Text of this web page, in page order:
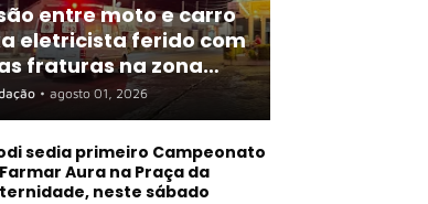
entre moto e carro
eletricista ferido com
fraturas na zona
de Apodi
• agosto 01, 2026
sedia primeiro Campeonato
Aura na Praça da
neste sábado